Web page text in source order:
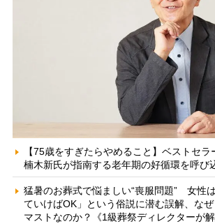
【75歳をすぎたらやめること】ベストセラ
楠木新氏が指南する老年期の好循環を呼び
猛暑のお葬式で悩ましい“喪服問題” 女性
ていけばOK」という俗説に潜む誤解、な
マストなのか？《1級葬祭ディレクターが解